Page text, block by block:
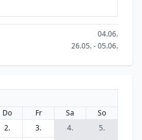
04.06.
26.05. - 05.06.
Do Fr Sa
So
2. 3. 4.
5.